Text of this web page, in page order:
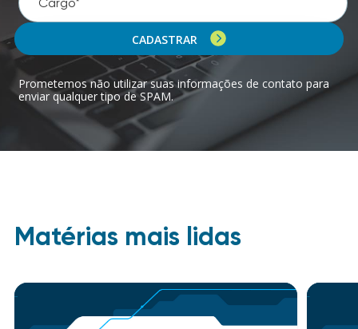
CADASTRAR
Prometemos não utilizar suas informações de contato para
enviar qualquer tipo de SPAM.
Matérias mais lidas